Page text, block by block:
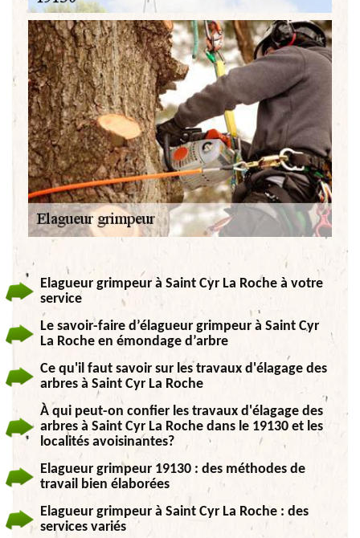
Elagueur grimpeur à Saint Cyr La Roche à votre
service
Le savoir-faire d’élagueur grimpeur à Saint Cyr
La Roche en émondage d’arbre
Ce qu'il faut savoir sur les travaux d'élagage des
arbres à Saint Cyr La Roche
À qui peut-on confier les travaux d'élagage des
arbres à Saint Cyr La Roche dans le 19130 et les
localités avoisinantes?
Elagueur grimpeur 19130 : des méthodes de
travail bien élaborées
Elagueur grimpeur à Saint Cyr La Roche : des
services variés